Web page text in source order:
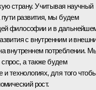
страну. Учитывая научный
пути развития, мы будем
философии и в
с внутренним и
внутреннем потреблении.
а также будем
и технологиях, для того
рост.